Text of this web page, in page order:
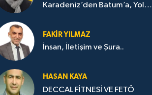
Karadeniz’den Batum’a, Yolun
FAKIR YILMAZ
İnsan, İletişim ve Şura..
HASAN KAYA
DECCAL FİTNESİ VE FETÖ